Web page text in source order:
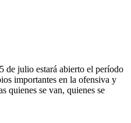
de julio estará abierto el período
importantes en la ofensiva y
quienes se van, quienes se